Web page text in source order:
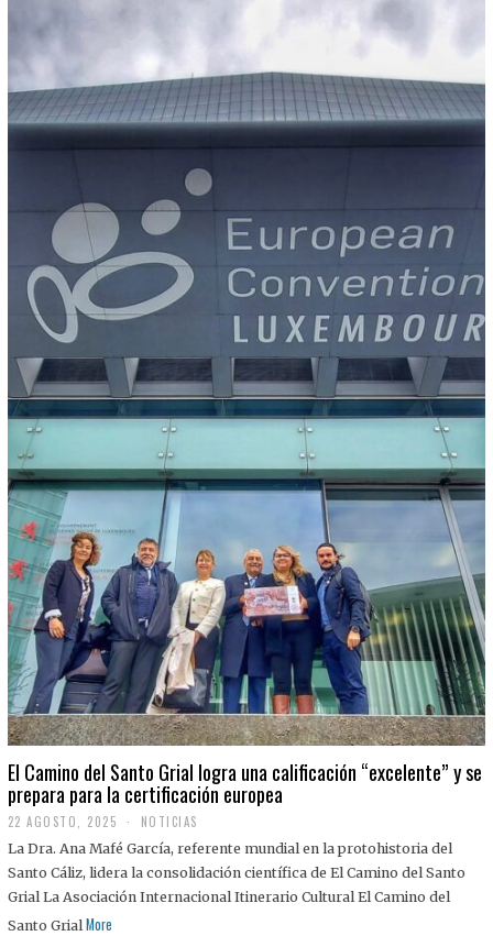
El Camino del Santo Grial logra una calificación “excelente” y se
prepara para la certificación europea
22 AGOSTO, 2025
2
A
G
O
S
NOTICIAS
La Dra. Ana Mafé García, referente mundial en la protohistoria del
Santo Cáliz, lidera la consolidación científica de El Camino del Santo
Grial La Asociación Internacional Itinerario Cultural El Camino del
Santo Grial More